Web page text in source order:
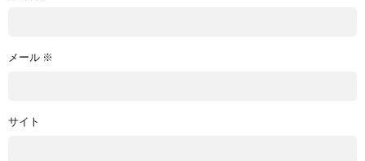
メール ※
サイト